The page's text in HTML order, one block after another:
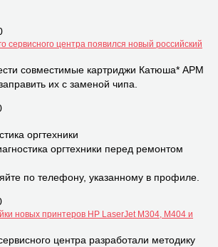
сервисного центра появился новый российский
совместимые картриджи Катюша* APM
их с заменой чипа.
оргтехники
оргтехники перед ремонтом
по телефону, указанному в профиле.
новых принтеров НР LaserJet M304, M404 и
центра разработали методику